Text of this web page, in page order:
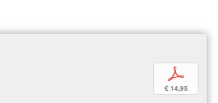
p
€ 14,95